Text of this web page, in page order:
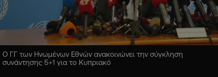
Ο ΓΓ των Ηνωμένων Εθνών ανακοινώνει την σύγκληση
συνάντησης 5+1 για το Κυπριακό